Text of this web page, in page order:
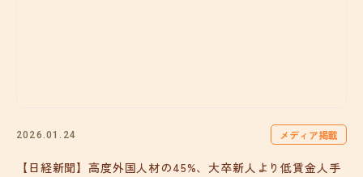
2026.01.24 メディア掲載
【日経新聞】高度外国人材の45%、大卒新人より低賃金人手